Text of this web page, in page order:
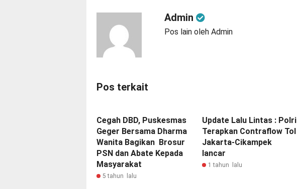
Admin
Pos lain oleh Admin
Pos terkait
Cegah DBD, Puskesmas
Geger Bersama Dharma
Wanita Bagikan Brosur
PSN dan Abate Kepada
Masyarakat
5 tahun lalu
Update Lalu Lintas : Polri
Terapkan Contraflow Tol
Jakarta-Cikampek
lancar
1 tahun lalu